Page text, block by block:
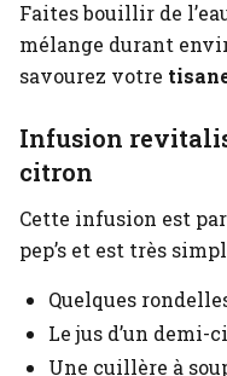
Faites bouillir de
mélange durant
savourez votre
Infusion
citron
Cette infusion est
pep’s et est très
Quelques
Le jus d’un demi-
Une cuillère à